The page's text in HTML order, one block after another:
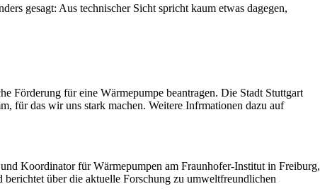
gesagt: Aus technischer Sicht spricht kaum etwas dagegen,
Förderung für eine Wärmepumpe beantragen. Die Stadt Stuttgart
für das wir uns stark machen. Weitere Infrmationen dazu auf
Koordinator für Wärmepumpen am Fraunhofer‐Institut in Freiburg,
über die aktuelle Forschung zu umweltfreundlichen